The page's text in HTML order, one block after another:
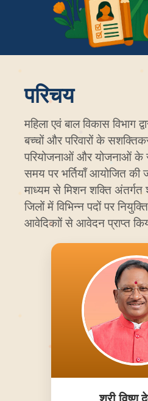
परिचय
महिला एवं बाल विकास विभाग
बच्चों और परिवारों के
परियोजनाओं और योजनाओं
समय पर भर्तियाँ आयोजित की
माध्यम से मिशन शक्ति अंतर्गत
जिलों में विभिन्न पदों पर
आवेदिकाों से आवेदन प्राप्त